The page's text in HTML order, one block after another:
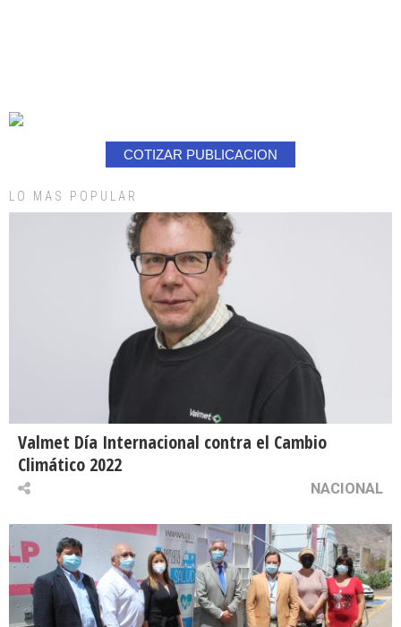
COTIZAR PUBLICACION
LO MAS POPULAR
Valmet Día Internacional contra el Cambio
Climático 2022
NACIONAL